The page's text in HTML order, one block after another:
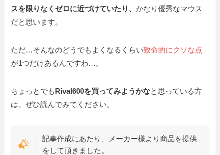
スを限りなくゼロに近づけていたり、かなり優秀なマウス
だと思います。
ただ…そんなのどうでもよくなるくらい致命的にクソな点
が1つだけあるんですわ…。
ちょっとでもRival600を買ってみようかなと思っている方
は、ぜひ読んでみてください。
記事作成にあたり、メーカー様より商品を提供
をして頂きました。